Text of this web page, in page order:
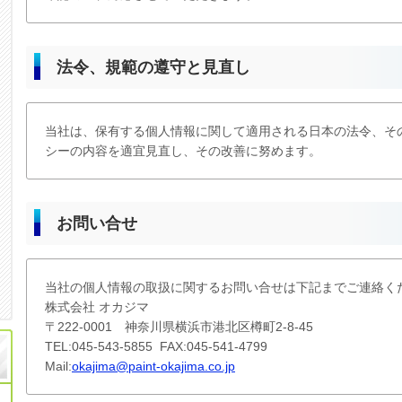
法令、規範の遵守と見直し
当社は、保有する個人情報に関して適用される日本の法令、
シーの内容を適宜見直し、その改善に努めます。
お問い合せ
当社の個人情報の取扱に関するお問い合せは下記までご連絡く
株式会社 オカジマ
〒222-0001 神奈川県横浜市港北区樽町2-8-45
TEL:045-543-5855 FAX:045-541-4799
Mail:okajima@paint-okajima.co.jp